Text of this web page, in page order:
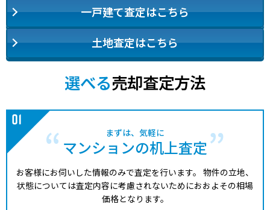
一戸建て査定はこちら
土地査定はこちら
選べる売却査定方法
まずは、気軽に
マンションの机上査定
お客様にお伺いした情報のみで査定を行います。 物件の立地、
状態については査定内容に考慮されないためにおおよその相場
価格となります。